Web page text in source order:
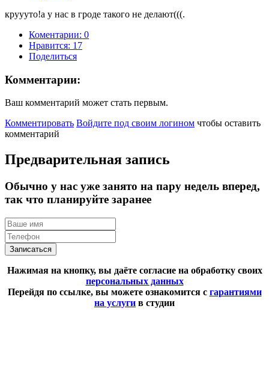
круууто!а у нас в гроде такого не делают(((.
Коментарии: 0
Нравится: 17
Поделиться
Комментарии:
Ваш комментарий может стать первым.
Комментировать Войдите под своим логином чтобы оставить
комментарий
Предварительная запись
Обычно у нас уже занято на пару недель вперед,
так что планируйте заранее
Записаться
Нажимая на кнопку, вы даёте согласие на обработку своих
персональных данных
Перейдя по ссылке, вы можете ознакомится с гарантиями
на услуги в студии